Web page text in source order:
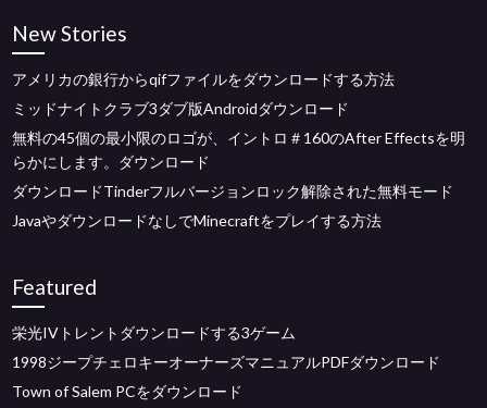
New Stories
アメリカの銀行からqifファイルをダウンロードする方法
ミッドナイトクラブ3ダブ版Androidダウンロード
無料の45個の最小限のロゴが、イントロ＃160のAfter Effectsを明
らかにします。ダウンロード
ダウンロードTinderフルバージョンロック解除された無料モード
JavaやダウンロードなしでMinecraftをプレイする方法
Featured
栄光IVトレントダウンロードする3ゲーム
1998ジープチェロキーオーナーズマニュアルPDFダウンロード
Town of Salem PCをダウンロード